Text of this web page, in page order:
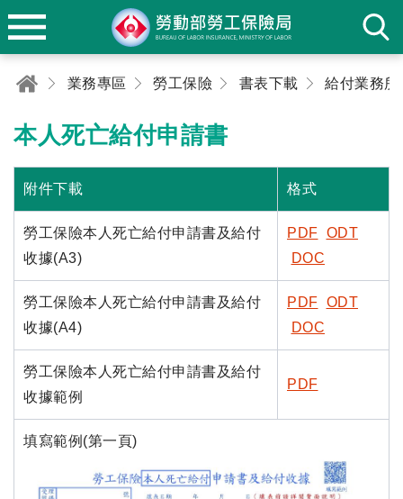
業務專區 勞工保險 書表下載 給付業務所
本人死亡給付申請書
附件下載 格式
勞工保險本人死亡給付申請書及給付
收據(A3)
PDF ODT
DOC
勞工保險本人死亡給付申請書及給付
收據(A4)
PDF ODT
DOC
勞工保險本人死亡給付申請書及給付
收據範例
PDF
填寫範例(第一頁)